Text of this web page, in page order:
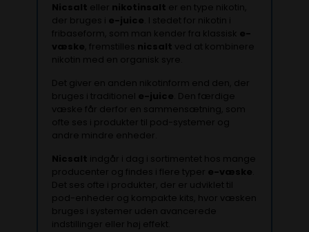
Nicsalt eller nikotinsalt er en type nikotin,
der bruges i e-juice . I stedet for nikotin i
fribaseform, som man kender fra klassisk e-
væske , fremstilles nicsalt ved at kombinere
nikotin med en organisk syre.
Det giver en anden nikotinform end den, der
bruges i traditionel e-juice . Den færdige
væske får derfor en sammensætning, som
ofte ses i produkter til pod-systemer og
andre mindre enheder.
Nicsalt indgår i dag i sortimentet hos mange
producenter og findes i flere typer e-væske
Det ses ofte i produkter, der er udviklet til
pod-enheder og kompakte kits, hvor væsken
bruges i systemer uden avancerede
indstillinger eller høj effekt.